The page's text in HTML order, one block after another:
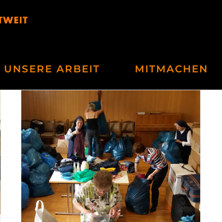
UNSERE ARBEIT MITMACHEN
Kleidersammlung am 17.
Sept. in Horrem